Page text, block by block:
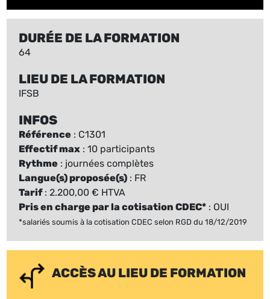
DURÉE DE LA FORMATION
64
LIEU DE LA FORMATION
IFSB
INFOS
Référence : C1301
Effectif max : 10 participants
Rythme : journées complètes
Langue(s) proposée(s) : FR
Tarif: 2.200,00 € HTVA
Pris en charge par la cotisation CDEC* : OUI
*salariés soumis à la cotisation CDEC selon RGD du 18/12/2019
ACCÈS AU LIEU DE FORMATION